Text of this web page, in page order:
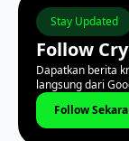
Stay Updated
Follow
Dapatkan berita
langsung dari
Follow